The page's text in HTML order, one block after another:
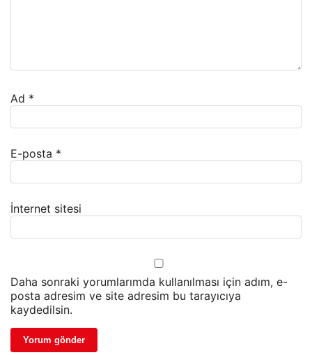
Ad *
E-posta *
İnternet sitesi
Daha sonraki yorumlarımda kullanılması için adım, e-
posta adresim ve site adresim bu tarayıcıya
kaydedilsin.